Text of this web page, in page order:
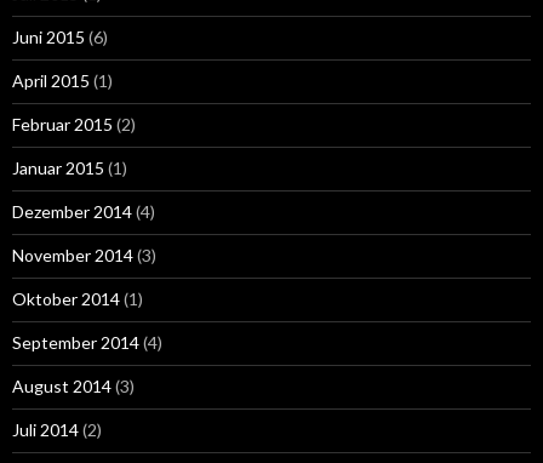
Juni 2015 (6)
April 2015 (1)
Februar 2015 (2)
Januar 2015 (1)
Dezember 2014(4)
November 2014(3)
Oktober 2014(1)
September 2014(4)
August 2014(3)
Juli 2014(2)